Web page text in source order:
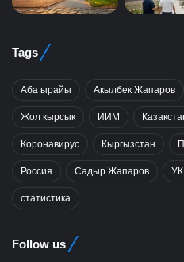
Tags
Аба ырайы Акылбек Жапаров
Жол кырсык ИИМ
Коронавирус Кыргызстан
Россия Садыр Жапаров
статистика
Follow us